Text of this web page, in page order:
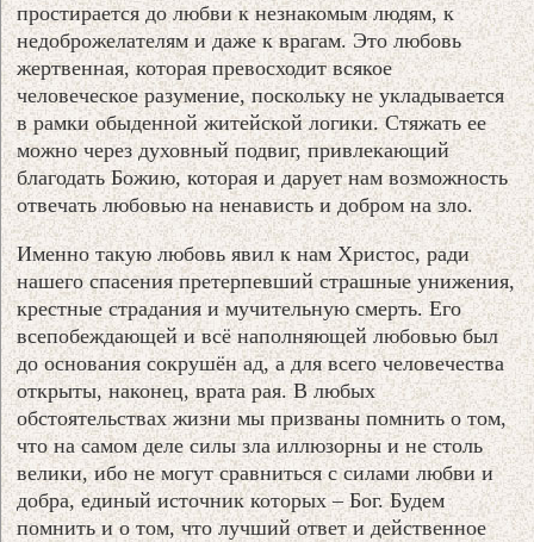
простирается до любви к незнакомым людям, к
недоброжелателям и даже к врагам. Это любовь
жертвенная, которая превосходит всякое
человеческое разумение, поскольку не укладывается
в рамки обыденной житейской логики. Стяжать ее
можно через духовный подвиг, привлекающий
благодать Божию, которая и дарует нам возможность
отвечать любовью на ненависть и добром на зло.
Именно такую любовь явил к нам Христос, ради
нашего спасения претерпевший страшные унижения,
крестные страдания и мучительную смерть. Его
всепобеждающей и всё наполняющей любовью был
до основания сокрушён ад, а для всего человечества
открыты, наконец, врата рая. В любых
обстоятельствах жизни мы призваны помнить о том,
что на самом деле силы зла иллюзорны и не столь
велики, ибо не могут сравниться с силами любви и
добра, единый источник которых – Бог. Будем
помнить и о том, что лучший ответ и действенное